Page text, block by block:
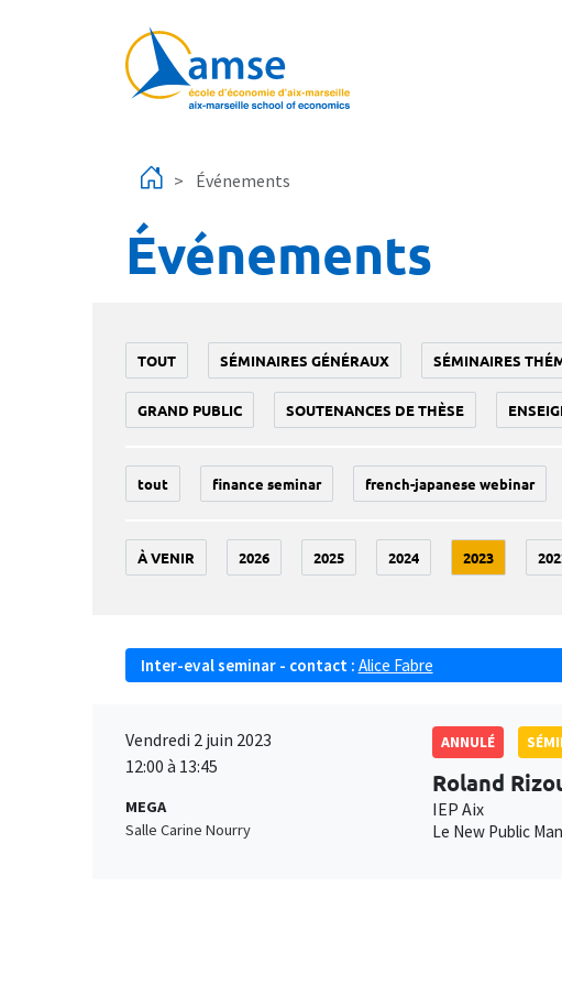
Événements
Événements
TOUT SÉMINAIRES GÉNÉRAUX SÉMINAIRES
GRAND PUBLIC SOUTENANCES DE THÈSE
tout finance seminar french-japanese webinar
À VENIR 2026 2025 2024 2023
Inter-eval seminar - contact : Alice Fabre
Vendredi 2 juin 2023
12:00 à 13:45
MEGA
Salle Carine Nourry
ANNULÉ
Roland
IEP Aix
Le New Public